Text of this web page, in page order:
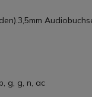
g, g, n, ac